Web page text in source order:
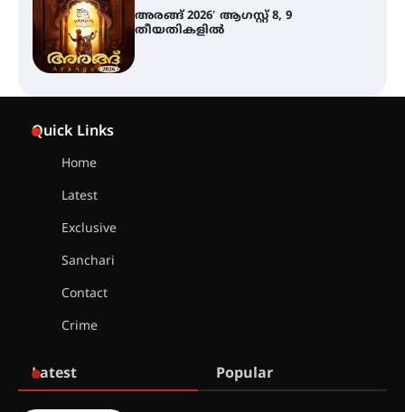
ഇടത്തരം മഴയ്ക്കും കാറ്റിനും
സാധ്യത ഇരിങ്ങാലക്കുടയിൽ 4.4
മില്ലി മീറ്റർ മഴ ലഭിച്ചു
Quick Links
Home
Latest
Exclusive
Sanchari
Contact
Crime
Latest Popular